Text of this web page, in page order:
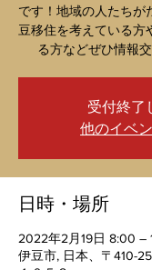
です！地域の人たちが
豆移住を考えている方
る方などぜひ情報
受付終了
他のイベ
日時・場所
2022年2月19日 8:00 –
伊豆市, 日本、〒410-